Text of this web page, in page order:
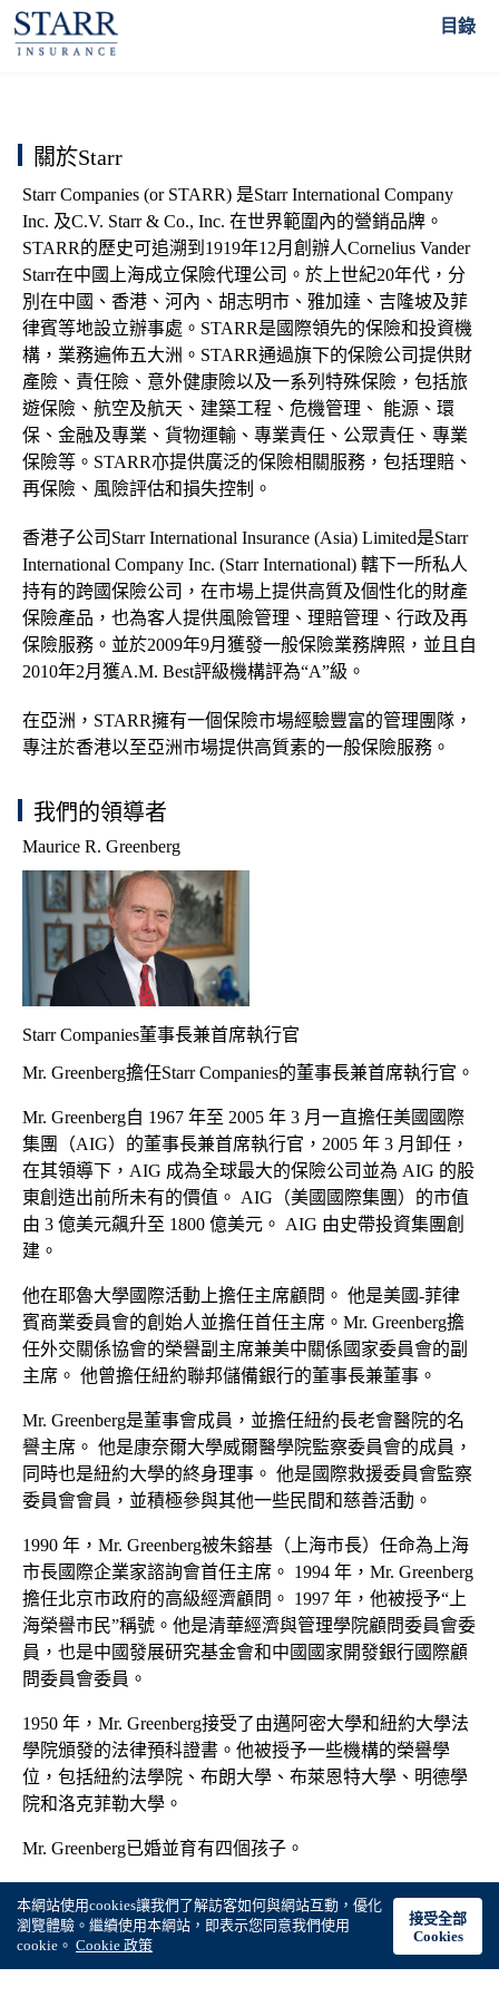
目錄
關於Starr
Starr Companies (or STARR) 是Starr International Company
Inc. 及C.V. Starr & Co., Inc. 在世界範圍內的營銷品牌。
STARR的歷史可追溯到1919年12月創辦人Cornelius Vander
Starr在中國上海成立保險代理公司。於上世紀20年代，分
別在中國、香港、河內、胡志明市、雅加達、吉隆坡及菲
律賓等地設立辦事處。STARR是國際領先的保險和投資機
構，業務遍佈五大洲。STARR通過旗下的保險公司提供財
產險、責任險、意外健康險以及一系列特殊保險，包括旅
遊保險、航空及航天、建築工程、危機管理、 能源、環
保、金融及專業、貨物運輸、專業責任、公眾責任、專業
保險等。STARR亦提供廣泛的保險相關服務，包括理賠、
再保險、風險評估和損失控制。
香港子公司Starr International Insurance (Asia) Limited是Starr
International Company Inc. (Starr International) 轄下一所私人
持有的跨國保險公司，在市場上提供高質及個性化的財產
保險產品，也為客人提供風險管理、理賠管理、行政及再
保險服務。並於2009年9月獲發一般保險業務牌照，並且自
2010年2月獲A.M. Best評級機構評為“A”級。
在亞洲，STARR擁有一個保險市場經驗豐富的管理團隊，
專注於香港以至亞洲市場提供高質素的一般保險服務。
我們的領導者
Maurice R. Greenberg
Starr Companies董事長兼首席執行官
Mr. Greenberg擔任Starr Companies的董事長兼首席執行官。
Mr. Greenberg自 1967 年至 2005 年 3 月一直擔任美國國際
集團（AIG）的董事長兼首席執行官，2005 年 3 月卸任，
在其領導下，AIG 成為全球最大的保險公司並為 AIG 的股
東創造出前所未有的價值。 AIG（美國國際集團）的市值
由 3 億美元飆升至 1800 億美元。 AIG 由史帶投資集團創
建。
他在耶魯大學國際活動上擔任主席顧問。 他是美國-菲律
賓商業委員會的創始人並擔任首任主席。Mr. Greenberg擔
任外交關係協會的榮譽副主席兼美中關係國家委員會的副
主席。 他曾擔任紐約聯邦儲備銀行的董事長兼董事。
Mr. Greenberg是董事會成員，並擔任紐約長老會醫院的名
譽主席。 他是康奈爾大學威爾醫學院監察委員會的成員，
同時也是紐約大學的終身理事。 他是國際救援委員會監察
委員會會員，並積極參與其他一些民間和慈善活動。
1990 年，Mr. Greenberg被朱鎔基（上海市長）任命為上海
市長國際企業家諮詢會首任主席。 1994 年，Mr. Greenberg
擔任北京市政府的高級經濟顧問。 1997 年，他被授予“上
海榮譽市民”稱號。他是清華經濟與管理學院顧問委員會委
員，也是中國發展研究基金會和中國國家開發銀行國際顧
問委員會委員。
1950 年，Mr. Greenberg接受了由邁阿密大學和紐約大學法
學院頒發的法律預科證書。他被授予一些機構的榮譽學
位，包括紐約法學院、布朗大學、布萊恩特大學、明德學
院和洛克菲勒大學。
Mr. Greenberg已婚並育有四個孩子。
本網站使用cookies讓我們了解訪客如何與網站互動，優化
瀏覽體驗。繼續使用本網站，即表示您同意我們使用
cookie。 Cookie 政策
接受全部
Cookies